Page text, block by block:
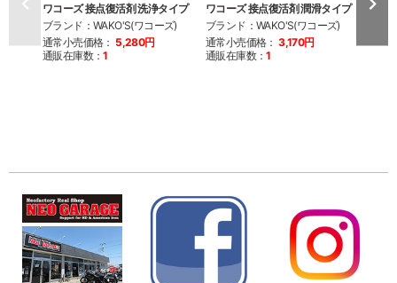
ワコーズ 接点復活剤 洗浄タイプ
ブランド：WAKO'S(ワコーズ)
通常小売価格： 5,280円
通販在庫数：1
ワコーズ 接点復活剤 潤滑タイプ
ブランド：WAKO'S(ワコーズ)
通常小売価格： 3,170円
通販在庫数：1